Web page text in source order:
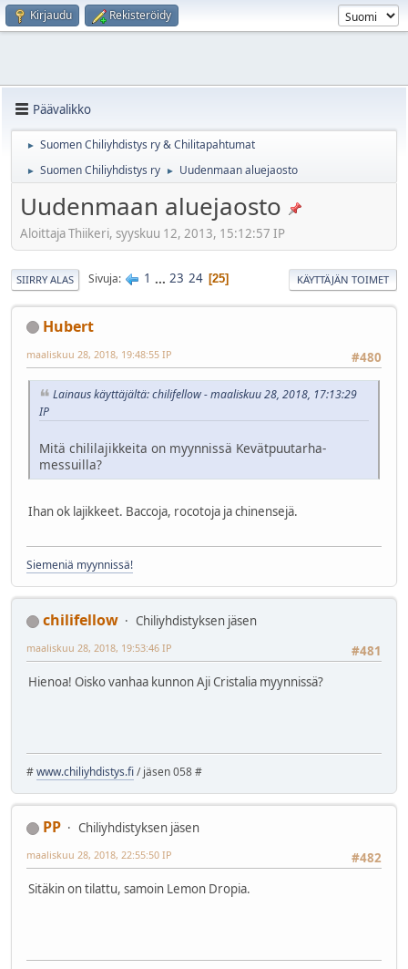
Kirjaudu Rekisteröidy
Päävalikko
► Suomen Chiliyhdistys ry & Chilitapahtumat
► Suomen Chiliyhdistys ry ► Uudenmaan aluejaosto
Uudenmaan aluejaosto
Aloittaja Thiikeri, syyskuu 12, 2013, 15:12:57 IP
SIIRRY ALAS Sivuja 1 ... 23 24 25 KÄYTTÄJÄN TOIMET
Hubert
#480
maaliskuu 28, 2018, 19:48:55 IP
Lainaus käyttäjältä: chilifellow - maaliskuu 28, 2018, 17:13:29
IP
Mitä chililajikkeita on myynnissä Kevätpuutarha-
messuilla?
Ihan ok lajikkeet. Baccoja, rocotoja ja chinensejä.
Siemeniä myynnissä!
chilifellow
Chiliyhdistyksen jäsen
#481
maaliskuu 28, 2018, 19:53:46 IP
Hienoa! Oisko vanhaa kunnon Aji Cristalia myynnissä?
#www.chiliyhdistys.fi/ jäsen 058 #
PP
Chiliyhdistyksen jäsen
#482
maaliskuu 28, 2018, 22:55:50 IP
Sitäkin on tilattu, samoin Lemon Dropia.